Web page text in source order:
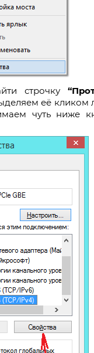
строчку
её кликом
чуть ниже